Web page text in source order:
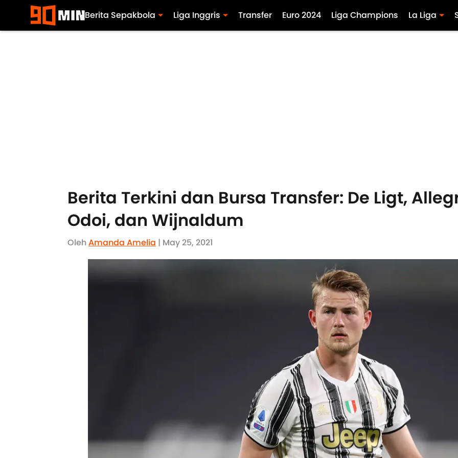
Berita Sepakbola Liga Inggris Transfer Euro 2024 Liga Champions La Liga
Berita Terkini dan Bursa Transfer: De Ligt,
Odoi, dan Wijnaldum
OlehAmanda Amelia | May 25, 2021